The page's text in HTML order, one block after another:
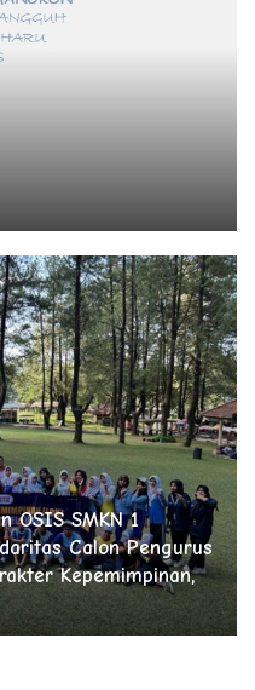
OSIS SMKN 1
Calon Pengurus
Kepemimpinan,